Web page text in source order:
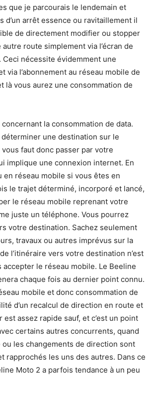
que je parcourais le lendemain et
d’un arrêt essence ou ravitaillement il
de directement modifier ou stopper
route simplement via l’écran de
Ceci nécessite évidemment une
via l’abonnement au réseau mobile de
là vous aurez une consommation de
la consommation de data.
une destination sur le
faut donc passer par votre
implique une connexion internet. En
en réseau mobile si vous êtes en
le trajet déterminé, incorporé et lancé,
le réseau mobile reprenant votre
juste un téléphone. Vous pourrez
votre destination. Sachez seulement
travaux ou autres imprévus sur la
l’itinéraire vers votre destination n’est
accepter le réseau mobile. Le Beeline
chaque fois au dernier point connu.
mobile et donc consommation de
d’un recalcul de direction en route et
assez rapide sauf, et c’est un point
certains autres concurrents, quand
les changements de direction sont
rapprochés les uns des autres. Dans ce
Moto 2 a parfois tendance à un peu